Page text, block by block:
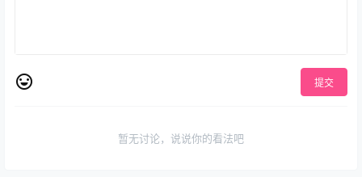
提交
暂无讨论，说说你的看法吧